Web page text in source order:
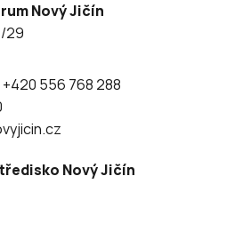
Nový Jičín
29
+420 556 768 288
Nový Jičín